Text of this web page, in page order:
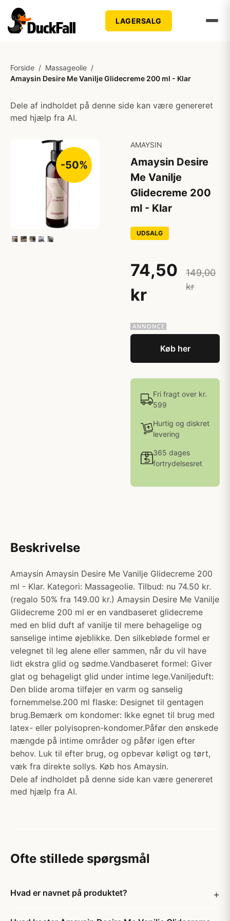
LAGERSALG
Forside / Massageolie /
Amaysin Desire Me Vanilje Glidecreme 200 ml - Klar
Dele af indholdet på denne side kan være genereret
med hjælp fra AI.
-50%
AMAYSIN
Amaysin Desire
Me Vanilje
Glidecreme 200
ml - Klar
UDSALG
74,50
kr
149,00
kr
Køb her
Fri fragt over kr.
599
Hurtig og diskret
levering
365 dages
fortrydelsesret
Beskrivelse
Amaysin Amaysin Desire Me Vanilje Glidecreme 200
ml - Klar. Kategori: Massageolie. Tilbud: nu 74.50 kr.
(regalo 50% fra 149.00 kr.) Amaysin Desire Me Vanilje
Glidecreme 200 ml er en vandbaseret glidecreme
med en blid duft af vanilje til mere behagelige og
sanselige intime øjeblikke. Den silkebløde formel er
velegnet til leg alene eller sammen, når du vil have
lidt ekstra glid og sødme.Vandbaseret formel: Giver
glat og behageligt glid under intime lege.Vaniljeduft:
Den blide aroma tilføjer en varm og sanselig
fornemmelse.200 ml flaske: Designet til gentagen
brug.Bemærk om kondomer: Ikke egnet til brug med
latex- eller polyisopren-kondomer.Påfør den ønskede
mængde på intime områder og påfør igen efter
behov. Luk til efter brug, og opbevar køligt og tørt,
væk fra direkte sollys. Køb hos Amaysin.
Dele af indholdet på denne side kan være genereret
med hjælp fra AI.
Ofte stillede spørgsmål
Hvad er navnet på produktet?